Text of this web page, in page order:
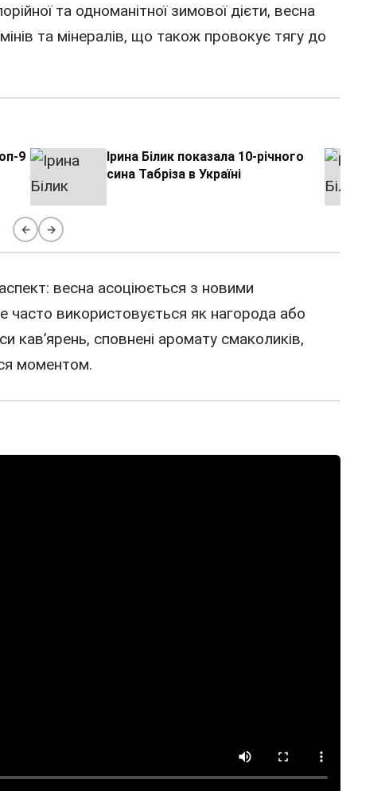
та одноманітної зимової дієти, весна
та мінералів, що також провокує тягу до
9
Ірина Білик показала 10-річного
сина Табріза в Україні
← →
весна асоціюється з новими
часто використовується як нагорода або
кав’ярень, сповнені аромату смаколиків,
моментом.